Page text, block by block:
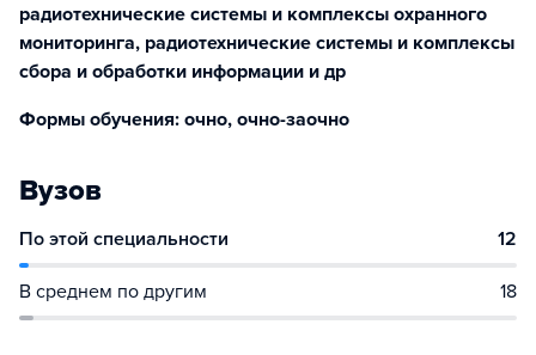
радиотехнические системы и комплексы охранного
мониторинга, радиотехнические системы и комплексы
сбора и обработки информации и др
Формы обучения: очно, очно-заочно
Вузов
По этой специальности 12
В среднем по другим 18